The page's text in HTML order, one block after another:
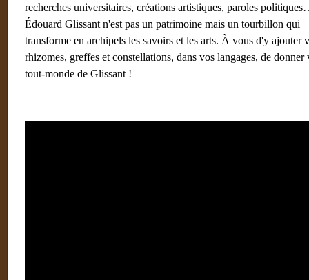
recherches universitaires, créations artistiques, paroles
Édouard Glissant n'est pas un patrimoine mais un tourbillon qui
transforme en archipels les savoirs et les arts. À vous d'y ajouter
rhizomes, greffes et constellations, dans vos langages, de donner
tout-monde de Glissant !